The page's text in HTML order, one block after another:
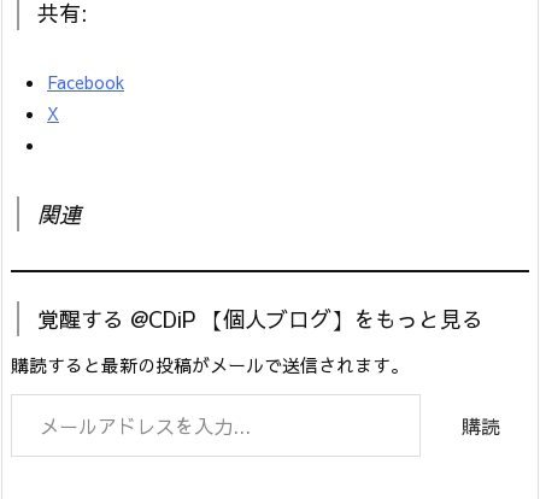
共有:
Facebook
X
関連
覚醒する @CDiP 【個人ブログ】をもっと見る
購読すると最新の投稿がメールで送信されます。
メールアドレスを入力...
購読